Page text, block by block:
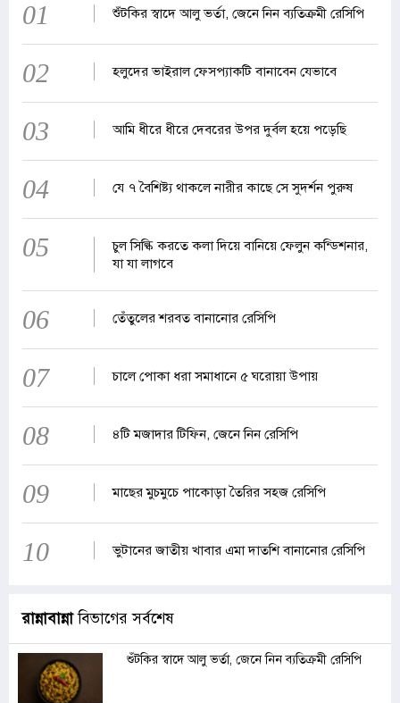
01 শুঁটকির স্বাদে আলু ভর্তা, জেনে নিন ব্যতিক্রমী রেসিপি
02 হলুদের ভাইরাল ফেসপ্যাকটি বানাবেন যেভাবে
03 আমি ধীরে ধীরে দেবরের উপর দুর্বল হয়ে পড়েছি
04 যে ৭ বৈশিষ্ট্য থাকলে নারীর কাছে সে সুদর্শন পুরুষ
05
চুল সিল্কি করতে কলা দিয়ে বানিয়ে ফেলুন কন্ডিশনার,
যা যা লাগবে
06 তেঁতুলের শরবত বানানোর রেসিপি
07 চালে পোকা ধরা সমাধানে ৫ ঘরোয়া উপায়
08 ৪টি মজাদার টিফিন, জেনে নিন রেসিপি
09 মাছের মুচমুচে পাকোড়া তৈরির সহজ রেসিপি
10 ভুটানের জাতীয় খাবার এমা দাতশি বানানোর রেসিপি
রান্নাবান্নাবিভাগের সর্বশেষ
শুঁটকির স্বাদে আলু ভর্তা, জেনে নিন ব্যতিক্রমী রেসিপি